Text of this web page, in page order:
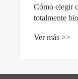
PLA